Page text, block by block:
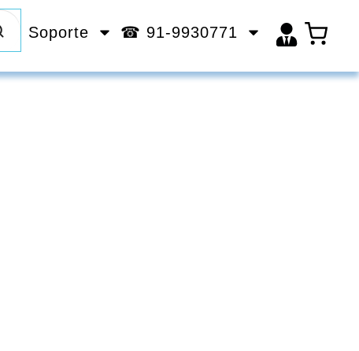
Soporte ☎ 91-9930771